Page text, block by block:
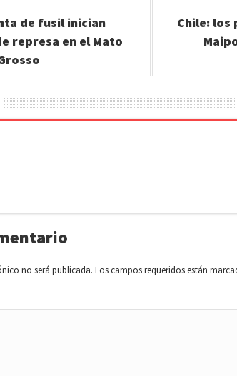
de fusil inician
represa en el Mato
Chile:
no será publicada. Los campos requeridos están